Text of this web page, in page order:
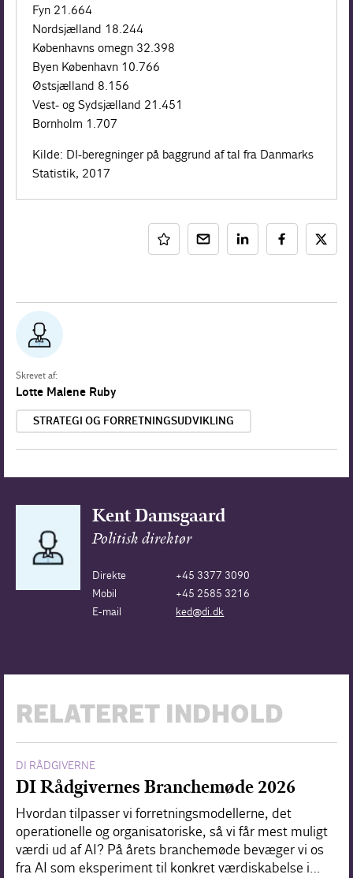
Fyn 21.664
Nordsjælland 18.244
Københavns omegn 32.398
Byen København 10.766
Østsjælland 8.156
Vest- og Sydsjælland 21.451
Bornholm 1.707
Kilde: DI-beregninger på baggrund af tal fra Danmarks
Statistik, 2017
Skrevet af:
Lotte Malene Ruby
STRATEGI OG FORRETNINGSUDVIKLING
Kent Damsgaard
Politisk direktør
Direkte
+45 3377 3090
Mobil
+45 2585 3216
E-mail
ked@di.dk
RELATERET INDHOLD
DI RÅDGIVERNE
DI Rådgivernes Branchemøde 2026
Hvordan tilpasser vi forretningsmodellerne, det
operationelle og organisatoriske, så vi får mest muligt
værdi ud af AI? På årets branchemøde bevæger vi os
fra AI som eksperiment til konkret værdiskabelse i…